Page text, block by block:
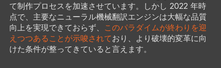
て制作プロセスを加速させています。しかし 2022 年時
点で、主要なニューラル機械翻訳エンジンは大幅な品質
向上を実現できておらず、
このパラダイムが終わりを迎
えつつあることが示唆されており、より破壊的変革に向
けた条件が整ってきていると言えます。